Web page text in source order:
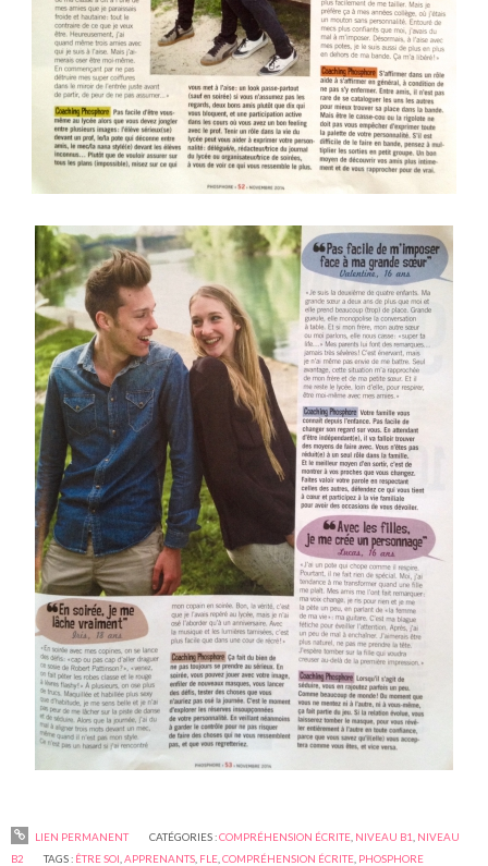
LIEN PERMANENT CATÉGORIES :COMPRÉHENSION ÉCRITE, NIVEAU B1 NIVEAU
B2
TAGS : ÊTRE SOI ,APPRENANTS FLE ,COMPRÉHENSION ÉCRITE PHOSPHORE